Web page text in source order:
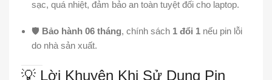
sạc, quá nhiệt, đảm bảo an toàn tuyệt đối cho laptop.
🛡️ Bảo hành 06 tháng, chính sách 1 đổi 1 nếu pin lỗi
do nhà sản xuất.
💡 Lời Khuyên Khi Sử Dụng Pin